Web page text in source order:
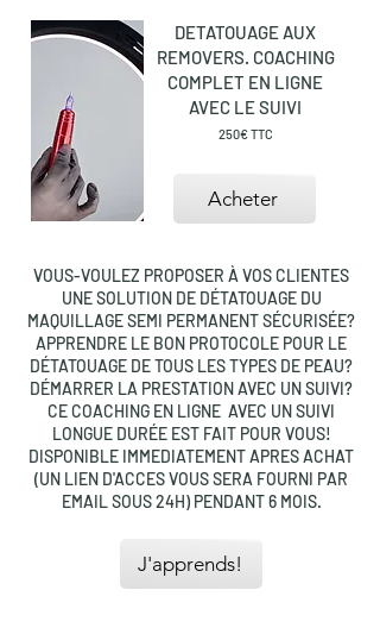
DETATOUAGE AUX
REMOVERS. COACHING
COMPLET EN LIGNE
AVEC LE SUIVI
250€TTC
Acheter
VOUS-VOULEZ PROPOSER À VOS CLIENTES
UNE SOLUTION DE DÉTATOUAGE DU
MAQUILLAGE SEMI PERMANENT SÉCURISÉE?
APPRENDRE LE BON PROTOCOLE POUR LE
DÉTATOUAGE DE TOUS LES TYPES DE PEAU?
DÉMARRER LA PRESTATION AVEC UN SUIVI? ​
CE COACHING EN LIGNE AVEC UN SUIVI
LONGUE DURÉE EST FAIT POUR VOUS!
DISPONIBLE IMMEDIATEMENT APRES ACHAT
(UN LIEN D'ACCES VOUS SERA FOURNI PAR
EMAIL SOUS 24H) PENDANT 6 MOIS.
J'apprends!